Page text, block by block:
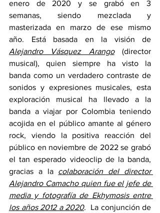
enero de 2020 y se grabó en 3
semanas, siendo mezclada y
masterizada en marzo de ese mismo
Alejandro Vásquez Arango (director
musical), quien siempre ha visto la
banda como un verdadero contraste de
sonidos y expresiones musicales, esta
exploración musical ha llevado a la
banda a viajar por Colombia teniendo
acojida en el público amante al género
rock, viendo la positiva reacción del
público en noviembre de 2022 se grabó
el tan esperado videoclip de la banda,
gracias a la colaboración del director
Alejandro Camacho quien fue el jefe de
media y fotografía de Ekhymosis entre
los años 2012 a 2020.  La conjunción de